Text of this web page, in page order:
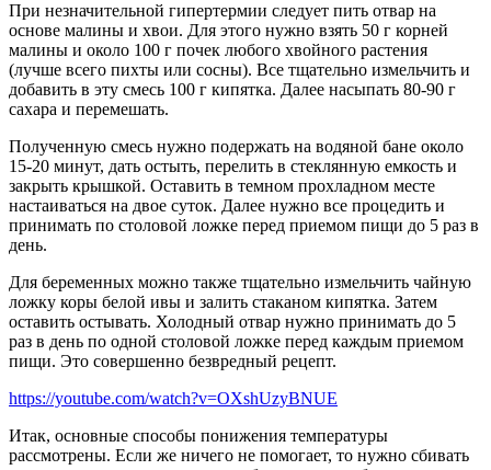
При незначительной гипертермии следует пить отвар на
основе малины и хвои. Для этого нужно взять 50 г корней
малины и около 100 г почек любого хвойного растения
(лучше всего пихты или сосны). Все тщательно измельчить и
добавить в эту смесь 100 г кипятка. Далее насыпать 80-90 г
сахара и перемешать.
Полученную смесь нужно подержать на водяной бане около
15-20 минут, дать остыть, перелить в стеклянную емкость и
закрыть крышкой. Оставить в темном прохладном месте
настаиваться на двое суток. Далее нужно все процедить и
принимать по столовой ложке перед приемом пищи до 5 раз в
день.
Для беременных можно также тщательно измельчить чайную
ложку коры белой ивы и залить стаканом кипятка. Затем
оставить остывать. Холодный отвар нужно принимать до 5
раз в день по одной столовой ложке перед каждым приемом
пищи. Это совершенно безвредный рецепт.
https://youtube.com/watch?v=OXshUzyBNUE
Итак, основные способы понижения температуры
рассмотрены. Если же ничего не помогает, то нужно сбивать